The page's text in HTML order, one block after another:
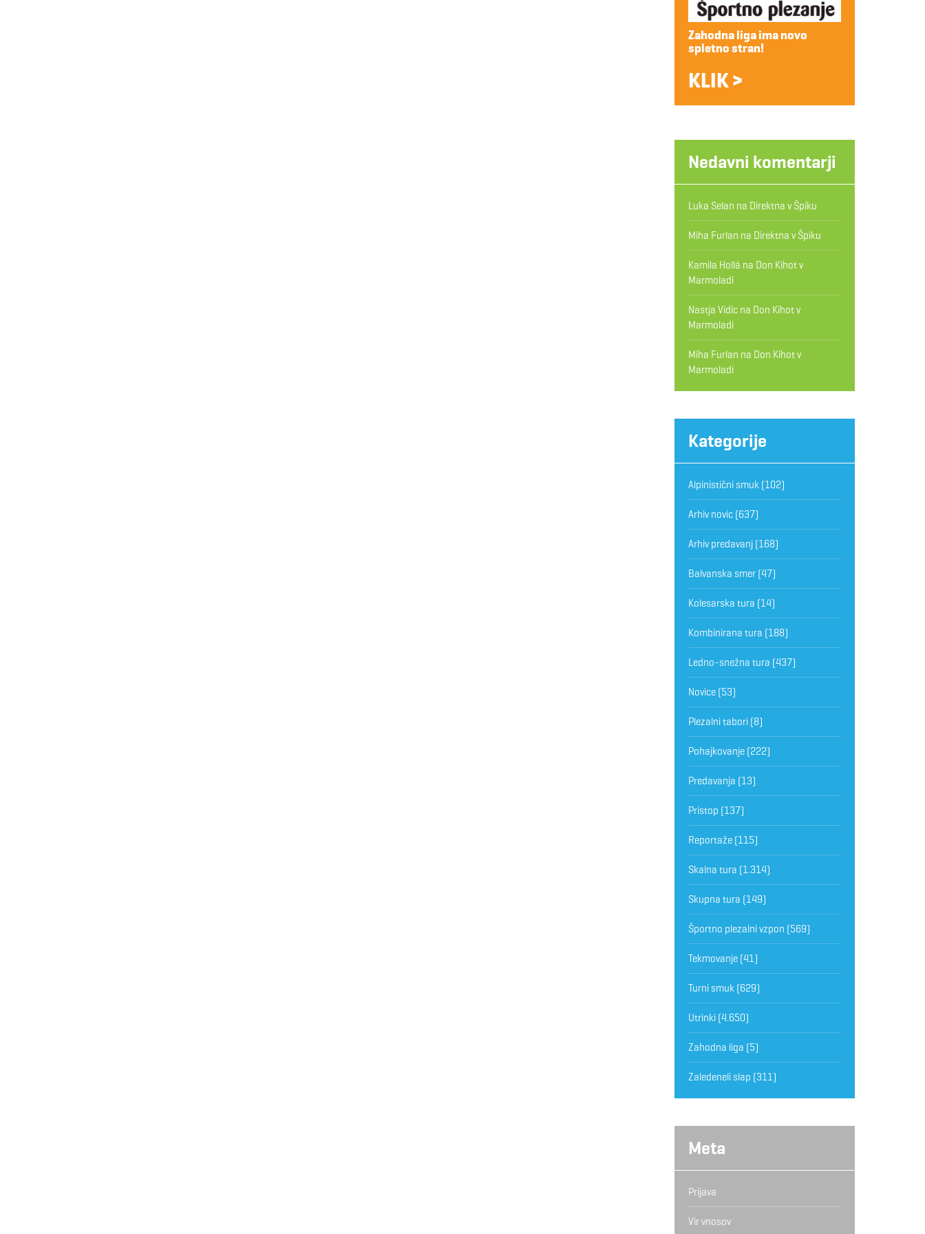
Zahodna liga ima novo
spletno stran!
KLIK >
Nedavni komentarji
Luka Selan na Direktna v Špiku
Miha Furlan na Direktna v Špiku
Kamila Hollá na Don Kihot v
Marmoladi
Nastja Vidicna Don Kihot v
Marmoladi
Miha Furlan na Don Kihot v
Marmoladi
Kategorije
Alpinistični smuk(102)
Arhiv novic(637)
Arhiv predavanj(168)
Balvanska smer(47)
Kolesarska tura (14)
Kombinirana tura (188)
Ledno-snežna tura (437)
Novice(53)
Plezalni tabori(8)
Pohajkovanje(222)
Predavanja (13)
Pristop (137)
Reportaže(115)
Skalna tura (1.314)
Skupna tura (149)
Športno plezalni vzpon (569)
Tekmovanje(41)
Turni smuk(629)
Utrinki(4.650)
Zahodna liga (5)
Zaledeneli slap (311)
Meta
Prijava
Vir vnosov